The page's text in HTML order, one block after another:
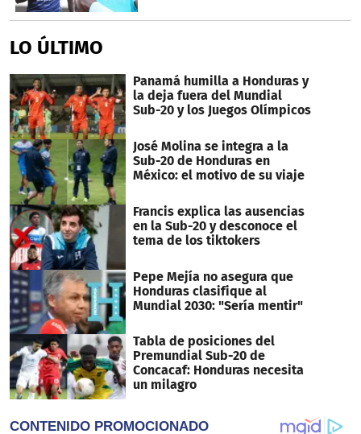
LO ÚLTIMO
Panamá humilla a Honduras y
la deja fuera del Mundial
Sub-20 y los Juegos Olímpicos
José Molina se integra a la
Sub-20 de Honduras en
México: el motivo de su viaje
Francis explica las ausencias
en la Sub-20 y desconoce el
tema de los tiktokers
Pepe Mejía no asegura que
Honduras clasifique al
Mundial 2030: "Sería mentir"
Tabla de posiciones del
Premundial Sub-20 de
Concacaf: Honduras necesita
un milagro